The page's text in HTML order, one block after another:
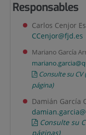
Responsables
Carlos Cenjor
CCenjor@fjd.es
Mariano García
Consulte su CV
página)
Damián García
Consulte su
páginas)